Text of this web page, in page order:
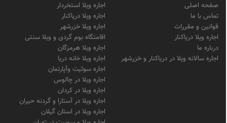
صفحه اصلی
تماس با ما
قوانین و مقررات
اجاره ویلا دریاکنار
درباره ما
اجاره سالانه ویلا در دریاکنار و خزرشهر
اجاره ویلا استخردار
اجاره ویلا دریاکنار
اجاره ویلا خزرشهر
اقامتگاه بوم گردی و ویلا سنتی
اجاره ویلا هرمزگان
اجاره ویلا خانه دریا
اجاره سوئیت وآپارتمان
اجاره ویلا در چالوس
اجاره ویلا در کردان
اجاره ویلا در آستارا و گردنه حیران
اجاره ویلا در استان گیلان